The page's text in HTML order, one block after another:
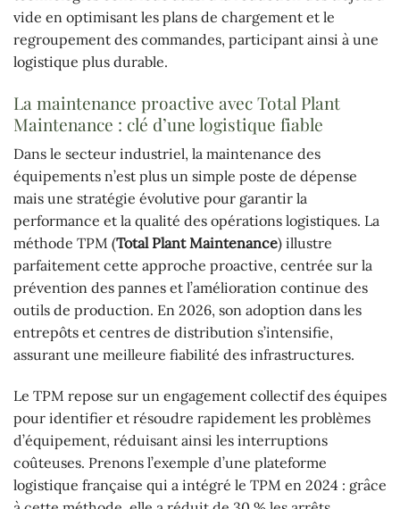
vide en optimisant les plans de chargement et le
regroupement des commandes, participant ainsi à une
logistique plus durable.
La maintenance proactive avec Total Plant
Maintenance : clé d’une logistique fiable
Dans le secteur industriel, la maintenance des
équipements n’est plus un simple poste de dépense
mais une stratégie évolutive pour garantir la
performance et la qualité des opérations logistiques. La
méthode TPM (Total Plant Maintenance) illustre
parfaitement cette approche proactive, centrée sur la
prévention des pannes et l’amélioration continue des
outils de production. En 2026, son adoption dans les
entrepôts et centres de distribution s’intensifie,
assurant une meilleure fiabilité des infrastructures.
Le TPM repose sur un engagement collectif des équipes
pour identifier et résoudre rapidement les problèmes
d’équipement, réduisant ainsi les interruptions
coûteuses. Prenons l’exemple d’une plateforme
logistique française qui a intégré le TPM en 2024 : grâce